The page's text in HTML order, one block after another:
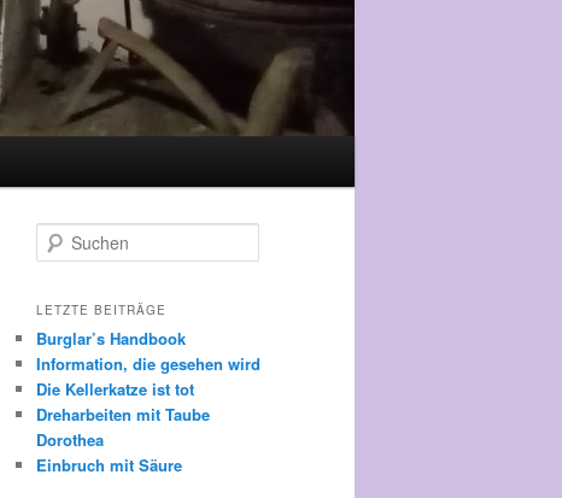
Suchen
LETZTE BEITRÄGE
Burglar’s Handbook
Information, die gesehen wird
Die Kellerkatze ist tot
Dreharbeiten mit Taube
Dorothea
Einbruch mit Säure